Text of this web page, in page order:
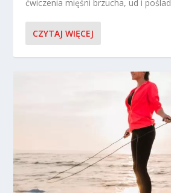
ćwiczenia mięśni brzucha, ud i
CZYTAJ WIĘCEJ